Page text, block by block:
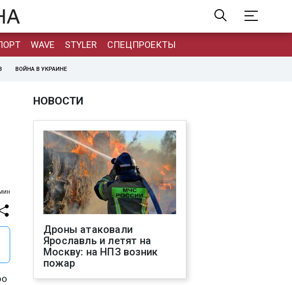
WAVE STYLER СПЕЦПРОЕКТЫ
ВОЙНА В УКРАИНЕ
НОВОСТИ
Дроны атаковали
Ярославль и летят на
Москву: на НПЗ возник
пожар